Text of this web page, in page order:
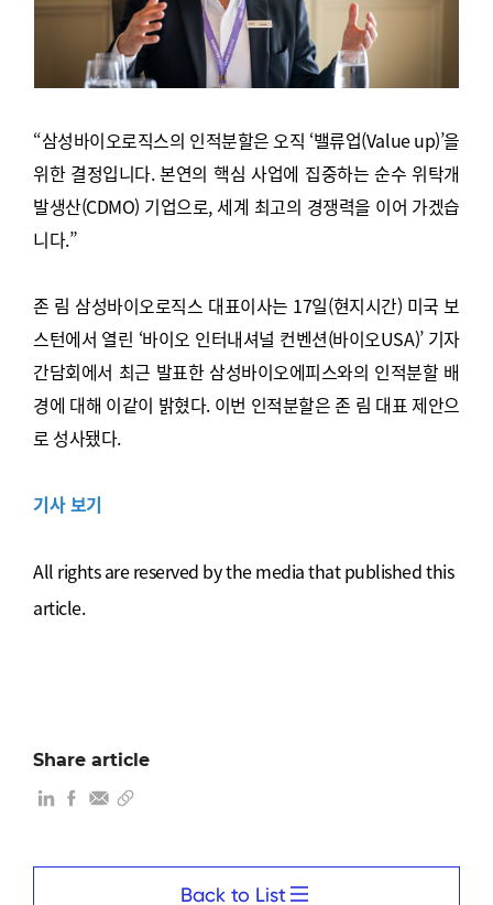
“삼성바이오로직스의 인적분할은 오직 ‘밸류업(Value up)’을
위한 결정입니다. 본연의 핵심 사업에 집중하는 순수 위탁개
발생산(CDMO) 기업으로, 세계 최고의 경쟁력을 이어 가겠습
니다.”
존 림 삼성바이오로직스 대표이사는 17일(현지시간) 미국 보
스턴에서 열린 ‘바이오 인터내셔널 컨벤션(바이오USA)’ 기자
간담회에서 최근 발표한 삼성바이오에피스와의 인적분할 배
경에 대해 이같이 밝혔다. 이번 인적분할은 존 림 대표 제안으
로 성사됐다.
기사 보기
All rights are reserved by the media that published this
article.
Share article
Back to List